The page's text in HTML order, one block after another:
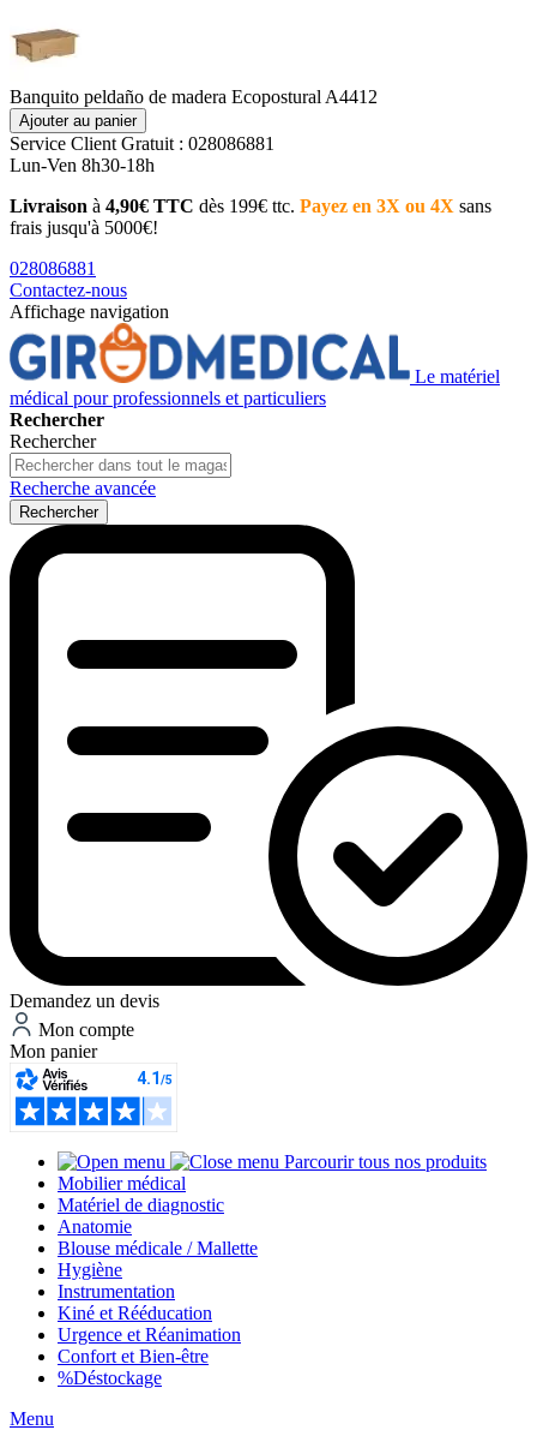
Banquito peldaño de madera Ecopostural A4412
Ajouter au panier
Service Client Gratuit : 028086881
Lun-Ven 8h30-18h
Livraison à 4,90€ TTC dès 199€ ttc. Payez en 3X ou 4X sans
frais jusqu'à 5000€!
028086881
Contactez-nous
Affichage navigation
Le matériel
médical pour professionnels et particuliers
Rechercher
Rechercher
Recherche avancée
Rechercher
Demandez un devis
Mon compte
Mon panier
Parcourir tous nos produits
Mobilier médical
Matériel de diagnostic
Anatomie
Blouse médicale / Mallette
Hygiène
Instrumentation
Kiné et Rééducation
Urgence et Réanimation
Confort et Bien-être
%Déstockage
Menu